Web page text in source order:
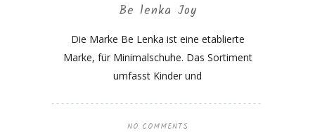
Be lenka Joy
Die Marke Be Lenka ist eine etablierte
Marke, für Minimalschuhe. Das Sortiment
umfasst Kinder und
NO COMMENTS